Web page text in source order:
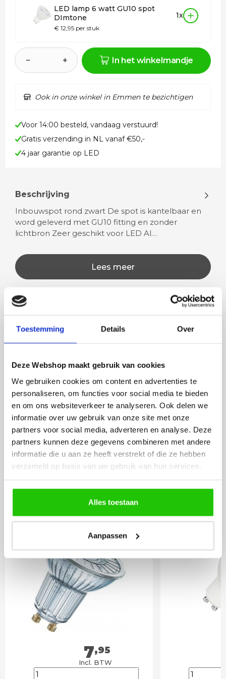
Toestemming Details Over
Deze Webshop maakt gebruik van cookies
We gebruiken cookies om content en advertenties te
personaliseren, om functies voor social media te bieden
en om ons websiteverkeer te analyseren. Ook delen we
informatie over uw gebruik van onze site met onze
partners voor social media, adverteren en analyse. Deze
partners kunnen deze gegevens combineren met andere
informatie die u aan ze heeft verstrekt of die ze hebben
verzameld op basis van uw gebruik van hun services.
Alles toestaan
Aanpassen
LED lamp 6 watt GU10 spot
DImtone
€ 12,95 per stuk
1x
− + In het winkelmandje
Ook in onze winkel in Emmen te bezichtigen
Voor 14:00 besteld, vandaag verstuurd!
Gratis verzending in NL vanaf €50,-
4 jaar garantie op LED
Beschrijving
Inbouwspot rond zwart De spot is kantelbaar en
word geleverd met GU10 fitting en zonder
lichtbron Zeer geschikt voor LED Al…
Lees meer
Rian
Fijne site waar ik een mooie
besteld. De volgende dag
werd deze al bezorgd. Super
netjes en veilig verpakt.
volledig naar wens.
artikel is zeer mooi
veel sfeer, het is ook
eenvoudig te
BESTELINCLUSIEF
LICHTBRONNEN
Philips LED lamp 3w
7,95
Incl. BTW